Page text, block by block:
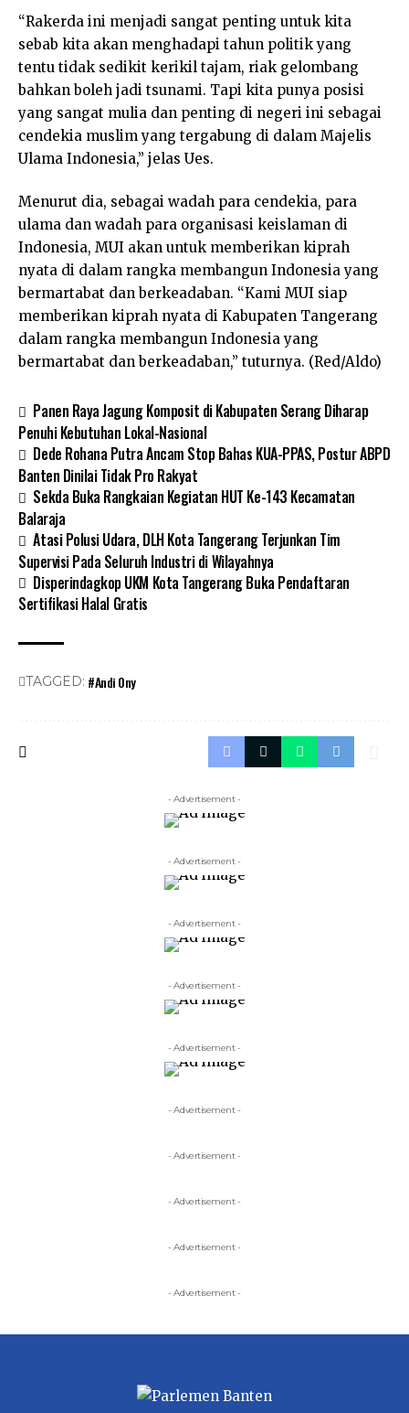
“Rakerda ini menjadi sangat penting untuk kita
sebab kita akan menghadapi tahun politik yang
tentu tidak sedikit kerikil tajam, riak gelombang
bahkan boleh jadi tsunami. Tapi kita punya posisi
yang sangat mulia dan penting di negeri ini sebagai
cendekia muslim yang tergabung di dalam Majelis
Ulama Indonesia,” jelas Ues.
Menurut dia, sebagai wadah para cendekia, para
ulama dan wadah para organisasi keislaman di
Indonesia, MUI akan untuk memberikan kiprah
nyata di dalam rangka membangun Indonesia yang
bermartabat dan berkeadaban. “Kami MUI siap
memberikan kiprah nyata di Kabupaten Tangerang
dalam rangka membangun Indonesia yang
bermartabat dan berkeadaban,” tuturnya. (Red/Aldo)
Panen Raya Jagung Komposit di Kabupaten Serang Diharap
Penuhi Kebutuhan Lokal-Nasional
Dede Rohana Putra Ancam Stop Bahas KUA-PPAS, Postur ABPD
Banten Dinilai Tidak Pro Rakyat
Sekda Buka Rangkaian Kegiatan HUT Ke-143 Kecamatan
Balaraja
Atasi Polusi Udara, DLH Kota Tangerang Terjunkan Tim
Supervisi Pada Seluruh Industri di Wilayahnya
Disperindagkop UKM Kota Tangerang Buka Pendaftaran
Sertifikasi Halal Gratis
TAGGED: #Andi Ony
- Advertisement -
- Advertisement -
- Advertisement -
- Advertisement -
- Advertisement -
- Advertisement -
- Advertisement -
- Advertisement -
- Advertisement -
- Advertisement -